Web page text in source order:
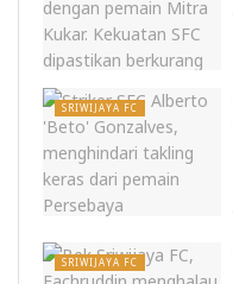
SRIWIJAYA FC
SRIWIJAYA FC